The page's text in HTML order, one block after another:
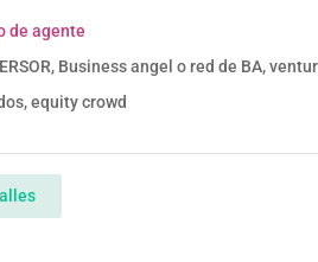
de agente
Business angel o red de BA,
equity crowd